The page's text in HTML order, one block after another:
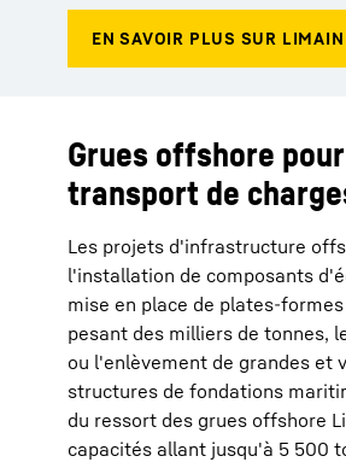
Grues offshore
transport de
Les projets d'infrastructure
l'installation de composants
mise en place de plates-
pesant des milliers de tonnes,
ou l'enlèvement de grandes et
structures de fondations
du ressort des grues offshore
capacités allant jusqu'à 5 500